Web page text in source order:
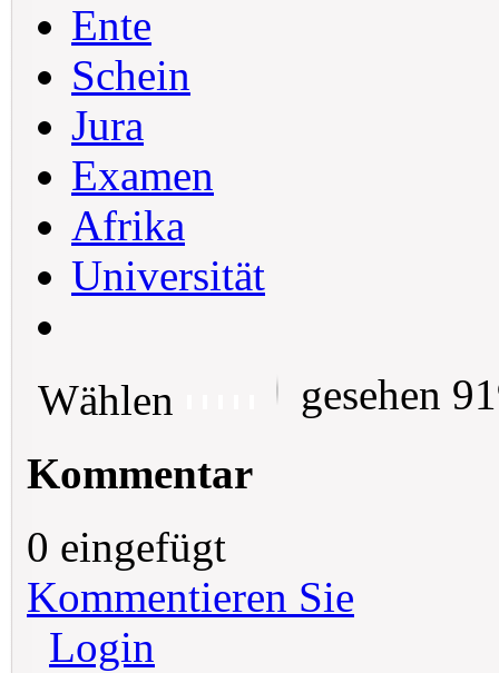
Ente
Schein
Jura
Examen
Afrika
Universität
Wählen
gesehen
Kommentar
0 eingefügt
Kommentieren Sie
Login